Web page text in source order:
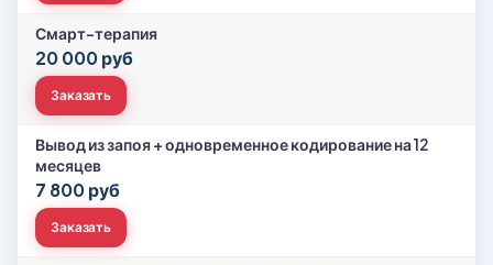
Смарт-терапия
20 000 руб
Заказать
Вывод из запоя + одновременное кодирование на 12
месяцев
7 800 руб
Заказать